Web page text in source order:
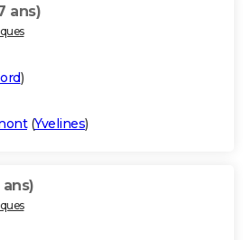
ans)
)
(Yvelines)
ans)